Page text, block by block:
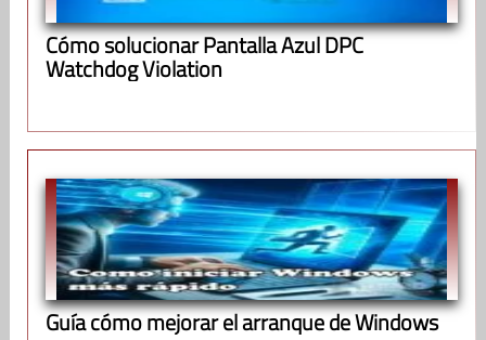
Cómo solucionar Pantalla Azul DPC
Watchdog Violation
Guía cómo mejorar el arranque de Windows